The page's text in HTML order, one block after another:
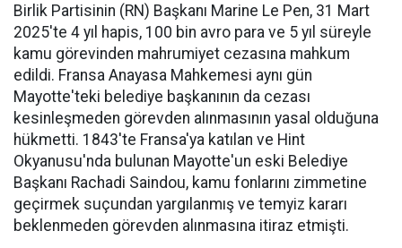
Birlik Partisinin (RN) Başkanı Marine Le Pen, 31 Mart
2025'te 4 yıl hapis, 100 bin avro para ve 5 yıl süreyle
kamu görevinden mahrumiyet cezasına mahkum
edildi. Fransa Anayasa Mahkemesi aynı gün
Mayotte'teki belediye başkanının da cezası
kesinleşmeden görevden alınmasının yasal olduğuna
hükmetti. 1843'te Fransa'ya katılan ve Hint
Okyanusu'nda bulunan Mayotte'un eski Belediye
Başkanı Rachadi Saindou, kamu fonlarını zimmetine
geçirmek suçundan yargılanmış ve temyiz kararı
beklenmeden görevden alınmasına itiraz etmişti.